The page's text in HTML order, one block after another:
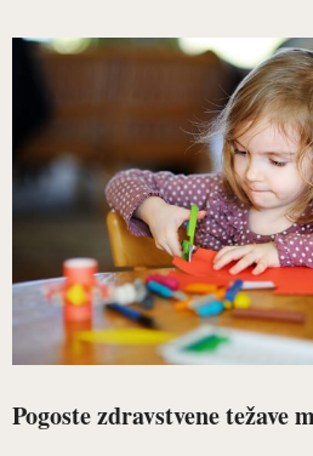
Pogoste zdravstvene težave